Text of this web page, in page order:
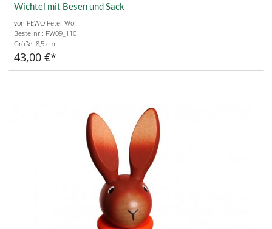
Wichtel mit Besen und Sack
von PEWO Peter Wolf
Bestellnr.: PW09_110
Größe: 8,5 cm
43,00 €